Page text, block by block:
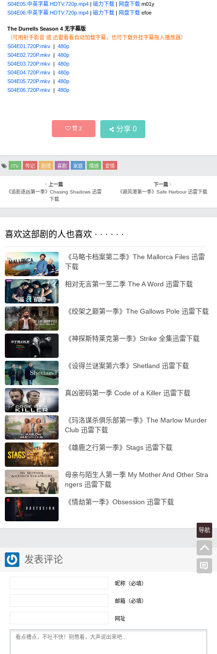
S04E05.中英字幕.HDTV.720p.mp4 | 磁力下载 | 网盘下载 m01y
S04E06.中英字幕.HDTV.720p.mp4 | 磁力下载 | 网盘下载 efoe
The Durrells Season 4 无字幕版
（可用射手影音 或 迅雷看看自动加载字幕，也可下载外挂字幕拖入播放器）
S04E01.720P.mkv | 480p
S04E02.720P.mkv | 480p
S04E03.720P.mkv | 480p
S04E04.720P.mkv | 480p
S04E05.720P.mkv | 480p
S04E06.720P.mkv | 480p
赞2 分享 0
ITV 传记 剧情 喜剧 家庭 情感 爱情
上一篇
《追影逐凶第一季》Chasing Shadows 迅雷
下载
下一篇
《避风港第一季》Safe Harbour 迅雷下载
喜欢这部剧的人也喜欢 · · · · · ·
《马略卡档案第二季》The Mallorca Files 迅雷
下载
相对无言第一至二季 The A Word 迅雷下载
《绞架之巅第一季》The Gallows Pole 迅雷下载
《神探斯特莱克第一季》Strike 全集迅雷下载
《设得兰谜案第六季》Shetland 迅雷下载
真凶密码第一季 Code of a Killer 迅雷下载
《玛洛谋杀俱乐部第一季》The Marlow Murder
Club 迅雷下载
《雄鹿之行第一季》Stags 迅雷下载
母亲与陌生人第一季 My Mother And Other Stra
ngers 迅雷下载
《情劫第一季》Obsession 迅雷下载
发表评论
昵称（必填）
邮箱（必填）
网址
导航